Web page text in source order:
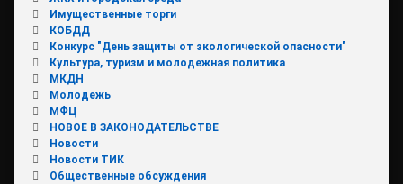
Имущественные торги
КОБДД
Конкурс "День защиты от экологической опасности"
Культура, туризм и молодежная политика
МКДН
Молодежь
МФЦ
НОВОЕ В ЗАКОНОДАТЕЛЬСТВЕ
Новости
Новости ТИК
Общественные обсуждения